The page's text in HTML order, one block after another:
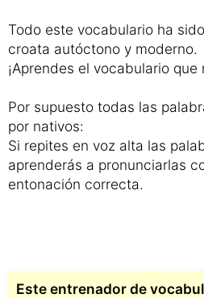
Todo este vocabulario ha
croata autóctono y moderno.
¡Aprendes el vocabulario
Por supuesto todas las
por nativos:
Si repites en voz alta las
aprenderás a pronunciarlas
entonación correcta.
Este entrenador de